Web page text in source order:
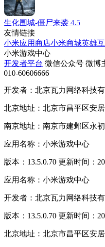
生化围城-僵尸来袭 4.5
友情链接
小米应用商店小米商城英雄
小米游戏中心
开发者平台 微信公众号 微博
010-60606666
开发者：北京瓦力网络科技
北京地址：北京市昌平区安
南京地址：南京市建邺区永
应用名称：小米游戏中心
版本：13.5.0.70 更新时间：
应用名称：小米游戏中心
开发者：北京瓦力网络科技
版本：13.5.0.70 更新时间：
北京地址：北京市昌平区安